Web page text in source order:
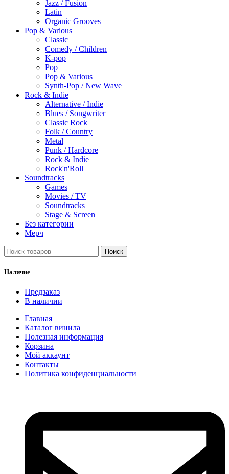
Jazz / Fusion
Latin
Organic Grooves
Pop & Various
Classic
Comedy / Children
K-pop
Pop
Pop & Various
Synth-Pop / New Wave
Rock & Indie
Alternative / Indie
Blues / Songwriter
Classic Rock
Folk / Country
Metal
Punk / Hardcore
Rock & Indie
Rock'n'Roll
Soundtracks
Games
Movies / TV
Soundtracks
Stage & Screen
Без категории
Мерч
Поиск
Наличие
Предзаказ
В наличии
Главная
Каталог винила
Полезная информация
Корзина
Мой аккаунт
Контакты
Политика конфиденциальности